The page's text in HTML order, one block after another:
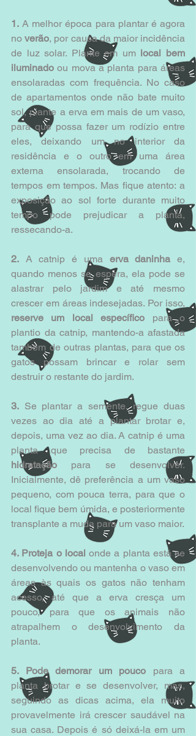
1. A melhor época para plantar é agora
no verão, por causa da maior incidência
de luz solar. Plante em um local bem
iluminado ou mova a planta para áreas
ensolaradas com frequência. No caso
de apartamentos onde não bate muito
sol, plante a erva em mais de um vaso,
para que possa fazer um rodízio entre
eles, deixando um no interior da
residência e o outro em uma área
externa ensolarada, trocando de
tempos em tempos. Mas fique atento: a
exposição ao sol forte durante muito
tempo pode prejudicar a planta,
ressecando-a.
2. A catnip é uma erva daninha e,
quando menos se espera, ela pode se
alastrar pelo jardim e até mesmo
crescer em áreas indesejadas. Por isso,
reserve um local específico para o
plantio da catnip, mantendo-a afastada
também de outras plantas, para que os
gatos possam brincar e rolar sem
destruir o restante do jardim.
3. Se plantar a semente, regue duas
vezes ao dia até a plantar brotar e,
depois, uma vez ao dia. A catnip é uma
hidratação para se desenvolver.
Inicialmente, dê preferência a um vaso
pequeno, com pouca terra, para que o
local fique bem úmida, e posteriormente
4. Proteja o local onde a planta está se
desenvolvendo ou mantenha o vaso em
áreas às quais os gatos não tenham
acesso, até que a erva cresça um
pouco, para que os animais não
atrapalhem o desenvolvimento da
planta.
5. Pode demorar um pouco para a
planta brotar e se desenvolver, mas,
seguindo as dicas acima, ela muito
provavelmente irá crescer saudável na
sua casa. Depois é só deixá-la em um